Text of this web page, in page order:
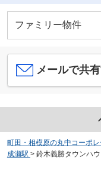
ファミリー物件
メールで共
町田・相模原の丸中コーポ
成瀬駅 > 鈴木義勝タウンハ